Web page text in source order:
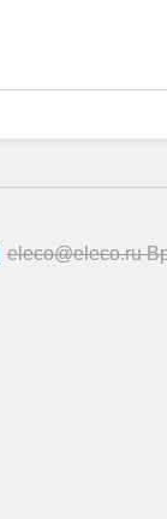
eleco@eleco.ru